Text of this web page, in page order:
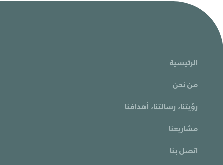
الرئيسية
من نحن
رؤيتنا، رسالتنا، أهدافنا
مشاريعنا
اتصل بنا